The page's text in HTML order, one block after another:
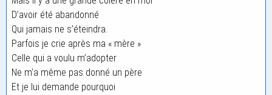
D’avoir été abandonné
Qui jamais ne s’éteindra.
Parfois je crie après ma « mère »
Celle qui a voulu m’adopter
Ne m’a même pas donné un père
Et je lui demande pourquoi